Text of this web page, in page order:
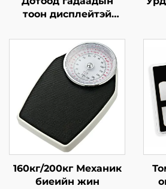
тоон дисплейтэй
харьцангуй чийгшил
хэмжигч
160кг/200кг Механик
биеийн жин